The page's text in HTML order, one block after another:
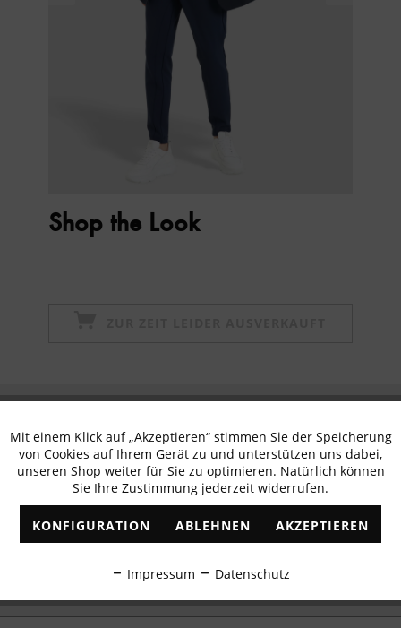
Shop the Look
erhalten
✓ Exklusive Angebote ✓ Die aktuellsten Trends
Funktionale Aktiv
Marketing Inaktiv
Tracking Inaktiv
Personalisierung Inaktiv
Mit einem Klick auf „Akzeptieren“ stimmen Sie der Speicherung
von Cookies auf Ihrem Gerät zu und unterstützen uns dabei,
unseren Shop weiter für Sie zu optimieren. Natürlich können
Sie Ihre Zustimmung jederzeit widerrufen.
KONFIGURATION ABLEHNEN AKZEPTIEREN
Impressum Datenschutz